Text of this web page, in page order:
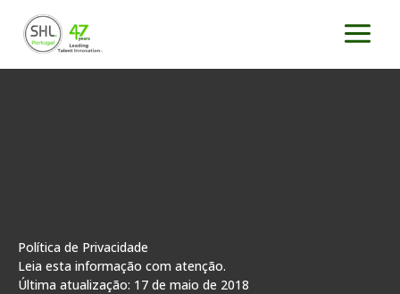
para
conteúdo
Política de Privacidade
Leia esta informação com atenção.
Última atualização: 17 de maio de 2018